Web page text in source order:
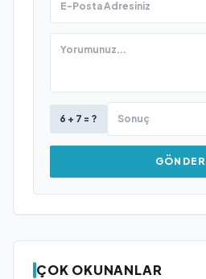
6 + 7 = ?
GÖNDER
ÇOK OKUNANLAR